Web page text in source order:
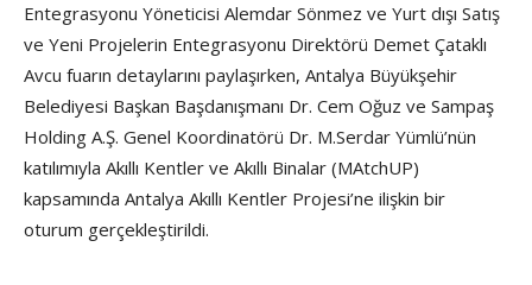
Entegrasyonu Yöneticisi Alemdar Sönmez ve Yurt dışı Satış
ve Yeni Projelerin Entegrasyonu Direktörü Demet Çataklı
Avcu fuarın detaylarını paylaşırken, Antalya Büyükşehir
Belediyesi Başkan Başdanışmanı Dr. Cem Oğuz ve Sampaş
Holding A.Ş. Genel Koordinatörü Dr. M.Serdar Yümlü’nün
katılımıyla Akıllı Kentler ve Akıllı Binalar (MAtchUP)
kapsamında Antalya Akıllı Kentler Projesi’ne ilişkin bir
oturum gerçekleştirildi.